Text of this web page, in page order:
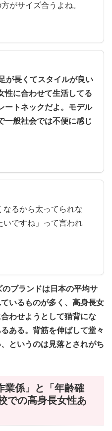
がサイズ合うよね。
が長くてスタイルが良い
性に合わせて生活してる
ートネックだよ。モデル
一般社会では不便に感じ
なるから太ってられな
いですね」って言われ
ブランドは日本の平均サ
いるものが多く、高身長女
わせようとして猫背にな
ある。背筋を伸ばして堂々
というのは見落とされがち
業係」と「年齢確
での高身長女性あ